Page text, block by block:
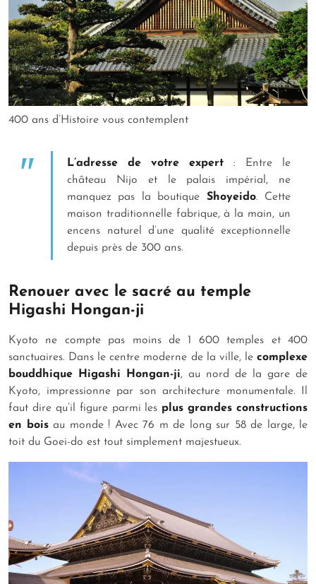
400 ans d’Histoire vous contemplent
L’adresse de votre expert : Entre le
château Nijo et le palais impérial, ne
manquez pas la boutique Shoyeido. Cette
maison traditionnelle fabrique, à la main, un
encens naturel d’une qualité exceptionnelle
depuis près de 300 ans.
Renouer avec le sacré au temple
Higashi Hongan-ji
Kyoto ne compte pas moins de 1 600 temples et 400
sanctuaires. Dans le centre moderne de la ville, le complexe
bouddhique Higashi Hongan-ji, au nord de la gare de
Kyoto, impressionne par son architecture monumentale. Il
faut dire qu’il figure parmi les plus grandes constructions
en boisau monde ! Avec 76 m de long sur 58 de large, le
toit du Goei-do est tout simplement majestueux.